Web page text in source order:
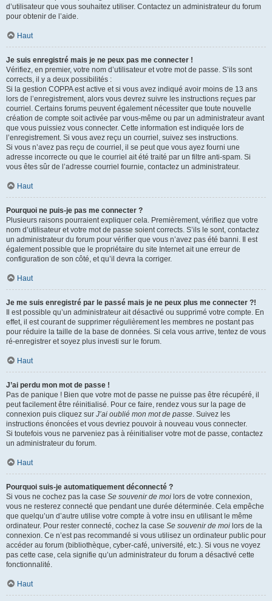
d’utilisateur que vous souhaitez utiliser. Contactez un administrateur du forum
pour obtenir de l’aide.
Haut
Je suis enregistré mais je ne peux pas me connecter !
Vérifiez, en premier, votre nom d’utilisateur et votre mot de passe. S’ils sont
corrects, il y a deux possibilités :
Si la gestion COPPA est active et si vous avez indiqué avoir moins de 13 ans
lors de l’enregistrement, alors vous devrez suivre les instructions reçues par
courriel. Certains forums peuvent également nécessiter que toute nouvelle
création de compte soit activée par vous-même ou par un administrateur avant
que vous puissiez vous connecter. Cette information est indiquée lors de
l’enregistrement. Si vous avez reçu un courriel, suivez ses instructions.
Si vous n’avez pas reçu de courriel, il se peut que vous ayez fourni une
adresse incorrecte ou que le courriel ait été traité par un filtre anti-spam. Si
vous êtes sûr de l’adresse courriel fournie, contactez un administrateur.
Haut
Pourquoi ne puis-je pas me connecter ?
Plusieurs raisons pourraient expliquer cela. Premièrement, vérifiez que votre
nom d’utilisateur et votre mot de passe soient corrects. S’ils le sont, contactez
un administrateur du forum pour vérifier que vous n’avez pas été banni. Il est
également possible que le propriétaire du site Internet ait une erreur de
configuration de son côté, et qu’il devra la corriger.
Haut
Je me suis enregistré par le passé mais je ne peux plus me connecter ?!
Il est possible qu’un administrateur ait désactivé ou supprimé votre compte. En
effet, il est courant de supprimer régulièrement les membres ne postant pas
pour réduire la taille de la base de données. Si cela vous arrive, tentez de vous
ré-enregistrer et soyez plus investi sur le forum.
Haut
J’ai perdu mon mot de passe !
Pas de panique ! Bien que votre mot de passe ne puisse pas être récupéré, il
peut facilement être réinitialisé. Pour ce faire, rendez vous sur la page de
connexion puis cliquez sur J’ai oublié mon mot de passe. Suivez les
instructions énoncées et vous devriez pouvoir à nouveau vous connecter.
Si toutefois vous ne parveniez pas à réinitialiser votre mot de passe, contactez
un administrateur du forum.
Haut
Pourquoi suis-je automatiquement déconnecté ?
Si vous ne cochez pas la case Se souvenir de moi lors de votre connexion,
vous ne resterez connecté que pendant une durée déterminée. Cela empêche
que quelqu’un d’autre utilise votre compte à votre insu en utilisant le même
ordinateur. Pour rester connecté, cochez la case Se souvenir de moi lors de la
connexion. Ce n’est pas recommandé si vous utilisez un ordinateur public pour
accéder au forum (bibliothèque, cyber-café, université, etc.). Si vous ne voyez
pas cette case, cela signifie qu’un administrateur du forum a désactivé cette
fonctionnalité.
Haut